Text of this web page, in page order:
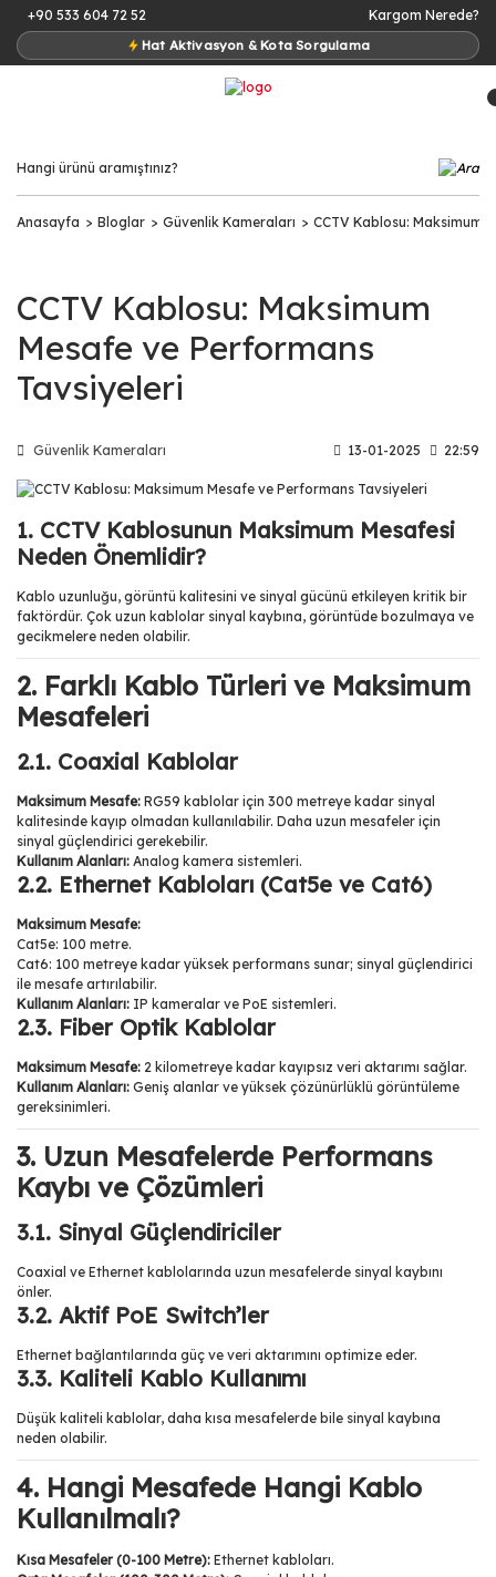
+90 533 604 72 52
Hat Aktivasyon & Kota Sorgulama
Kargom Nerede?
Anasayfa Bloglar Güvenlik Kameraları CCTV Kablosu: Maksimum
CCTV Kablosu: Maksimum
Mesafe ve Performans
Tavsiyeleri
Güvenlik Kameraları 13-01-2025 22:59
1. CCTV Kablosunun Maksimum Mesafesi
Neden Önemlidir?
Kablo uzunluğu, görüntü kalitesini ve sinyal gücünü etkileyen kritik bir
faktördür. Çok uzun kablolar sinyal kaybına, görüntüde bozulmaya ve
gecikmelere neden olabilir.
2. Farklı Kablo Türleri ve Maksimum
Mesafeleri
2.1. Coaxial Kablolar
Maksimum Mesafe: RG59 kablolar için 300 metreye kadar sinyal
kalitesinde kayıp olmadan kullanılabilir. Daha uzun mesafeler için
sinyal güçlendirici gerekebilir.
Kullanım Alanları: Analog kamera sistemleri.
2.2. Ethernet Kabloları (Cat5e ve Cat6)
Maksimum Mesafe:
Cat5e: 100 metre.
Cat6: 100 metreye kadar yüksek performans sunar; sinyal güçlendirici
ile mesafe artırılabilir.
Kullanım Alanları: IP kameralar ve PoE sistemleri.
2.3. Fiber Optik Kablolar
Maksimum Mesafe: 2 kilometreye kadar kayıpsız veri aktarımı sağlar.
Kullanım Alanları: Geniş alanlar ve yüksek çözünürlüklü görüntüleme
gereksinimleri.
3. Uzun Mesafelerde Performans
Kaybı ve Çözümleri
3.1. Sinyal Güçlendiriciler
Coaxial ve Ethernet kablolarında uzun mesafelerde sinyal kaybını
önler.
3.2. Aktif PoE Switch’ler
Ethernet bağlantılarında güç ve veri aktarımını optimize eder.
3.3. Kaliteli Kablo Kullanımı
Düşük kaliteli kablolar, daha kısa mesafelerde bile sinyal kaybına
neden olabilir.
4. Hangi Mesafede Hangi Kablo
Kullanılmalı?
Kısa Mesafeler (0-100 Metre): Ethernet kabloları.